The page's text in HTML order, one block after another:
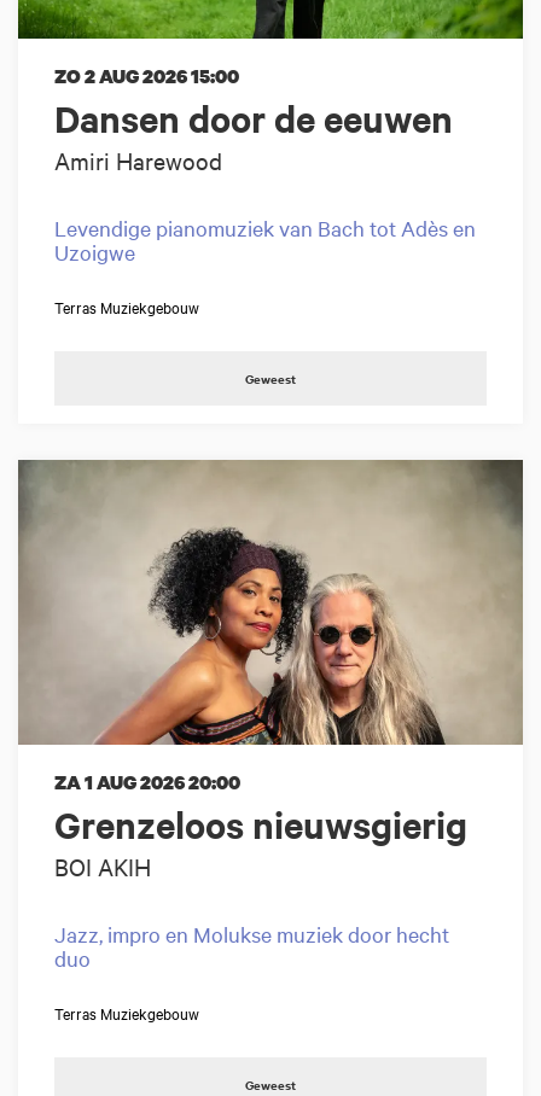
Dansen door de eeuwen
Amiri Harewood
ZO 2 AUG 202615:00
Levendige pianomuziek van Bach tot Adès en
Uzoigwe
Terras Muziekgebouw
Geweest
Grenzeloos nieuwsgierig
BOI AKIH
ZA 1 AUG 202620:00
Jazz, impro en Molukse muziek door hecht
duo
Terras Muziekgebouw
Geweest